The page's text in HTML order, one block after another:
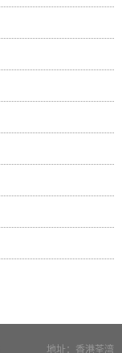
地址：香港荃湾